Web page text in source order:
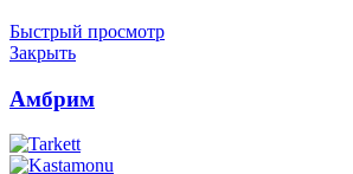
Быстрый просмотр
Закрыть
Амбрим